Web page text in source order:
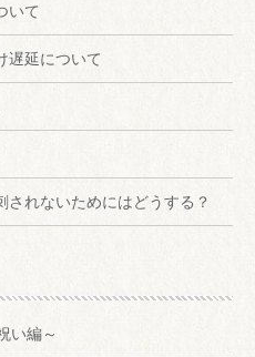
いて
遅延について
れないためにはどうする？
い編～